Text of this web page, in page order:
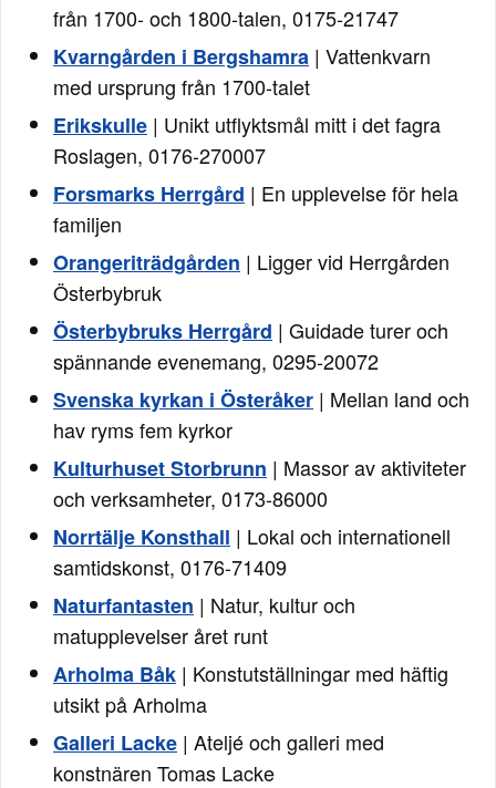
från 1700- och 1800-talen, 0175-21747
Kvarngården i Bergshamra | Vattenkvarn
med ursprung från 1700-talet
Erikskulle | Unikt utflyktsmål mitt i det fagra
Roslagen, 0176-270007
Forsmarks Herrgård | En upplevelse för hela
familjen
Orangeriträdgården | Ligger vid Herrgården
Österbybruk
Österbybruks Herrgård | Guidade turer och
spännande evenemang, 0295-20072
Svenska kyrkan i Österåker | Mellan land och
hav ryms fem kyrkor
Kulturhuset Storbrunn | Massor av aktiviteter
och verksamheter, 0173-86000
Norrtälje Konsthall | Lokal och internationell
samtidskonst, 0176-71409
Naturfantasten | Natur, kultur och
matupplevelser året runt
Arholma Båk | Konstutställningar med häftig
utsikt på Arholma
Galleri Lacke | Ateljé och galleri med
konstnären Tomas Lacke